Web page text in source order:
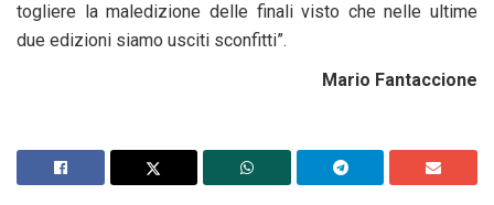
togliere la maledizione delle finali visto che nelle ultime
due edizioni siamo usciti sconfitti”.
Mario Fantaccione